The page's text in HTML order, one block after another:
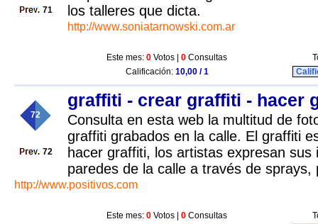
71
los talleres que dicta.
http://www.soniatarnowski.com.ar
Este mes: 0 Votos | 0 Consultas
Calificación: 10,00 / 1
72
72
graffiti - crear graffiti - hacer
Consulta en esta web la multitud de
graffiti grabados en la calle. El graffiti
hacer graffiti, los artistas expresan sus
paredes de la calle a través de sprays,
http://www.positivos.com
Este mes: 0 Votos | 0 Consultas